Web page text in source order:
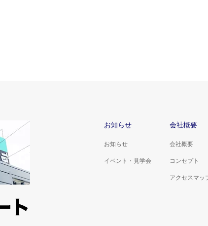
お知らせ
お知らせ
イベント・見学会
会社概要
会社概要
コンセプト
アクセスマッ